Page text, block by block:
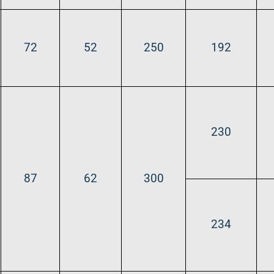
72 52 250 192
87 62 300
230
234